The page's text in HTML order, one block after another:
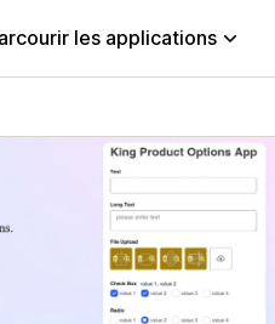
les applications